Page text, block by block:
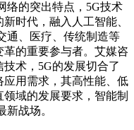
的突出特点，5G技术
时代，融入人工智能、
通、医疗、传统制造等
的重要参与者。艾媒咨
术，5G的发展切合了
用需求，其高性能、低
域的发展要求，智能制
战场。